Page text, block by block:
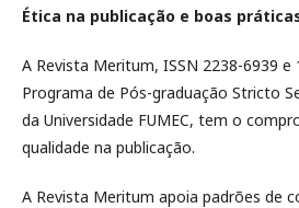
Ética na publicação e boas
A Revista Meritum, ISSN 2238-6939
Programa de Pós-graduação Stricto
da Universidade FUMEC, tem o
qualidade na publicação.
A Revista Meritum apoia padrões de